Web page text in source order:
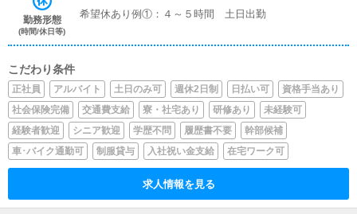
勤務形態
(時間/休日等)
希望休あり例①：４～５時間 土日出勤
こだわり条件
正社員 アルバイト 土日のみ可 週休2日制 日払い可
資格手当あり
社会保険完備
交通費支給 寮・社宅あり 研修あり
未経験可
経験者歓迎
シニア歓迎 学歴不問 履歴書不要
幹部候補
車･バイク通勤可
制服貸与 入社祝い金支給 在宅ワーク可
求人情報を見る